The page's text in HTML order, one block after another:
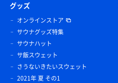
グッズ
オンラインストア
サウナグッズ特集
サウナハット
サ飯スウェット
さうないきたいスウェット
2021年 夏 その1